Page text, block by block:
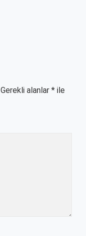
Gerekli alanlar * ile